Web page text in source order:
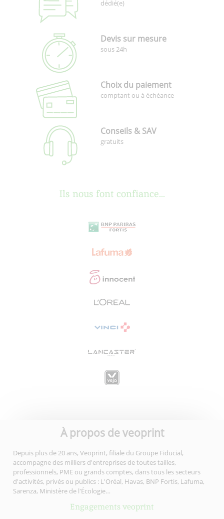
dédié(e)
Devis sur mesure
sous 24h
Choix du paiement
comptant ou à échéance
Conseils & SAV
gratuits
Ils nous font confiance...
À propos de veoprint
Depuis plus de 20 ans, Veoprint, filiale du Groupe Fiducial,
accompagne des milliers d'entreprises de toutes tailles,
professionnels, PME ou grands comptes, dans tous les secteurs
d'activités, privés ou publics : L'Oréal, Havas, BNP Fortis, Lafuma,
Sarenza, Ministère de l'Écologie…
Engagements veoprint